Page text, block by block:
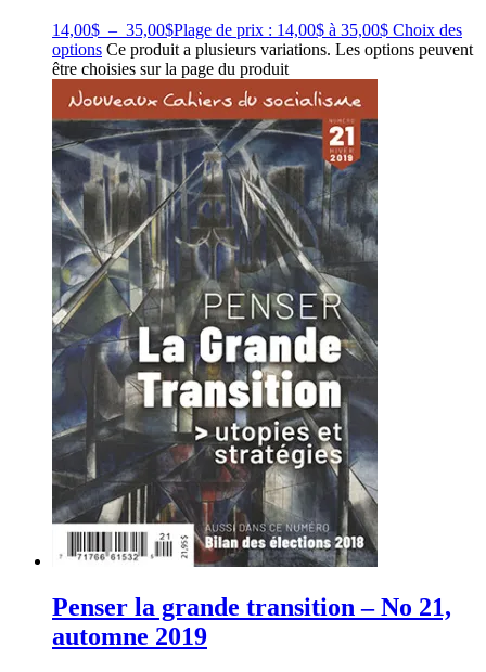
14,00$ – 35,00$Plage de prix : 14,00$ à 35,00$ Choix des
options Ce produit a plusieurs variations. Les options peuvent
être choisies sur la page du produit
Penser la grande transition – No 21,
automne 2019